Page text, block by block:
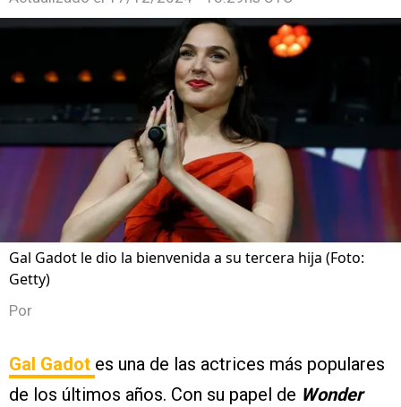
Gal Gadot le dio la bienvenida a su tercera hija (Foto:
Getty)
Por
Gal Gadot es una de las actrices más populares
de los últimos años. Con su papel de Wonder